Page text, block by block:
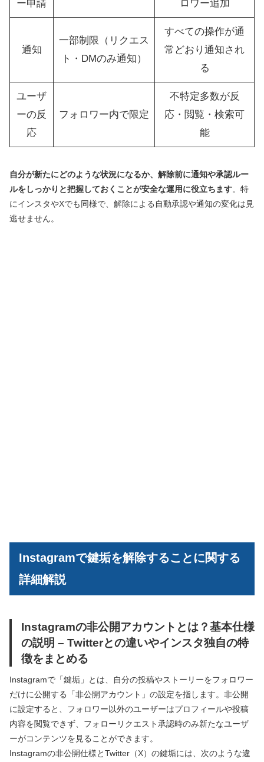
ー申請 ロワー追加
通知
一部制限（リクエス
ト・DMのみ通知）
すべての操作が通
常どおり通知され
る
ユーザ
ーの反
応
フォロワー内で限定
不特定多数が反
応・閲覧・検索可
能
自分が新たにどのような状況になるか、解除前に通知や承認ルー
ルをしっかりと把握しておくことが安全な運用に役立ちます。特
にインスタやXでも同様で、解除による自動承認や通知の変化は見
逃せません。
Instagramで鍵垢を解除することに関する
詳細解説
Instagramの非公開アカウントとは？基本仕様
の説明 – Twitterとの違いやインスタ独自の特
徴をまとめる
Instagramで「鍵垢」とは、自分の投稿やストーリーをフォロワー
だけに公開する「非公開アカウント」の設定を指します。非公開
に設定すると、フォロワー以外のユーザーはプロフィールや投稿
内容を閲覧できず、フォローリクエスト承認時のみ新たなユーザ
ーがコンテンツを見ることができます。
Instagramの非公開仕様とTwitter（X）の鍵垢には、次のような違